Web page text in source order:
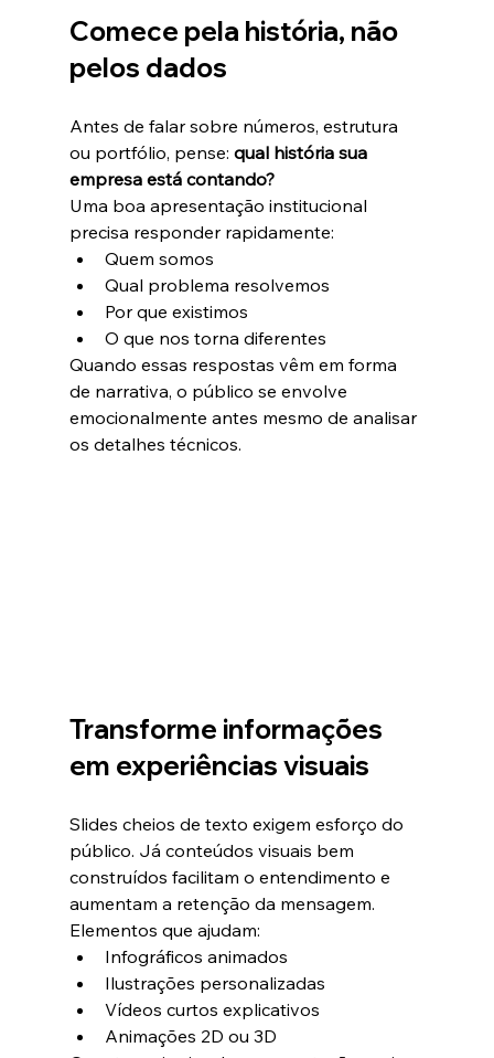
Comece pela história, não
pelos dados
Antes de falar sobre números, estrutura
ou portfólio, pense: qual história sua
empresa está contando?
Uma boa apresentação institucional
precisa responder rapidamente:
Quem somos
Qual problema resolvemos
Por que existimos
O que nos torna diferentes
Quando essas respostas vêm em forma
de narrativa, o público se envolve
emocionalmente antes mesmo de analisar
os detalhes técnicos.
Transforme informações
em experiências visuais
Slides cheios de texto exigem esforço do
público. Já conteúdos visuais bem
construídos facilitam o entendimento e
aumentam a retenção da mensagem.
Elementos que ajudam:
Infográficos animados
Ilustrações personalizadas
Vídeos curtos explicativos
Animações 2D ou 3D